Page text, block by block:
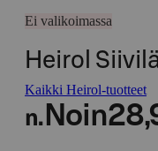
Ei valikoimassa
Heirol
Kaikki Heirol-tuotteet
n. Noin